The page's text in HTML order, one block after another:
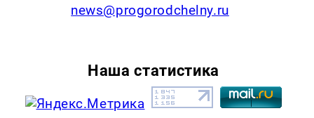
news@progorodchelny.ru
Наша статистика